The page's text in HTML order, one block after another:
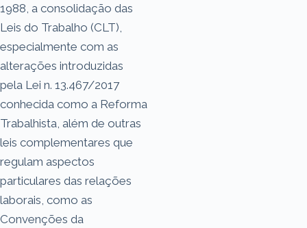
1988, a consolidação das
Leis do Trabalho (CLT),
especialmente com as
alterações introduzidas
pela Lei n. 13.467/2017
conhecida como a Reforma
Trabalhista, além de outras
leis complementares que
regulam aspectos
particulares das relações
laborais, como as
Convenções da